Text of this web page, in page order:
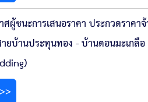
ซื้อจัดจ้าง
าพัสดุ
ศผู้ชนะการเสนอราคา ประกวดราค
บ้านประทุนทอง - บ้านดอนมะเกลื